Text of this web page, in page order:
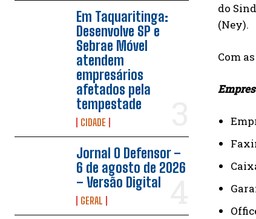
Em Taquaritinga:
Desenvolve SP e
Sebrae Móvel
atendem
empresários
afetados pela
tempestade
CIDADE
Jornal O Defensor –
6 de agosto de 2026
– Versão Digital
GERAL
do
(Ney).
Com